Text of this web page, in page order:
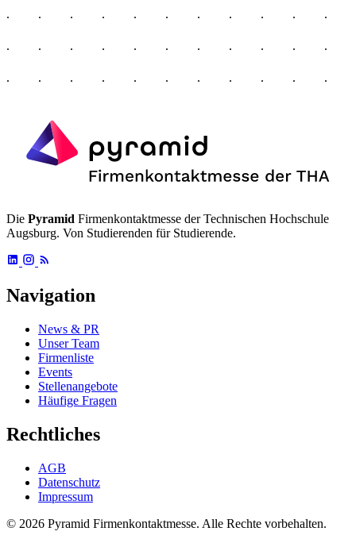
Die Pyramid Firmenkontaktmesse der Technischen Hochschule
Augsburg. Von Studierenden für Studierende.
Navigation
News & PR
Unser Team
Firmenliste
Events
Stellenangebote
Häufige Fragen
Rechtliches
AGB
Datenschutz
Impressum
© 2026 Pyramid Firmenkontaktmesse. Alle Rechte vorbehalten.